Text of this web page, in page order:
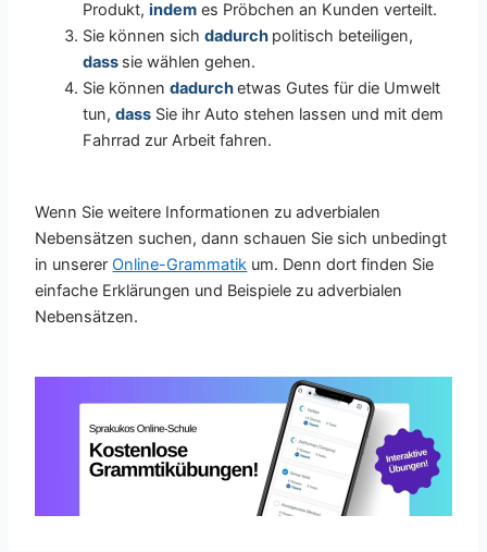
Produkt,indem es Pröbchen an Kunden verteilt.
Sie können sichdadurch politisch beteiligen,
dass sie wählen gehen.
Sie könnendadurchetwas Gutes für die Umwelt
tun,dass Sie ihr Auto stehen lassen und mit dem
Fahrrad zur Arbeit fahren.
Wenn Sie weitere Informationen zu adverbialen
Nebensätzen suchen, dann schauen Sie sich unbedingt
in unsererOnline-Grammatik um. Denn dort finden Sie
einfache Erklärungen und Beispiele zu adverbialen
Nebensätzen.